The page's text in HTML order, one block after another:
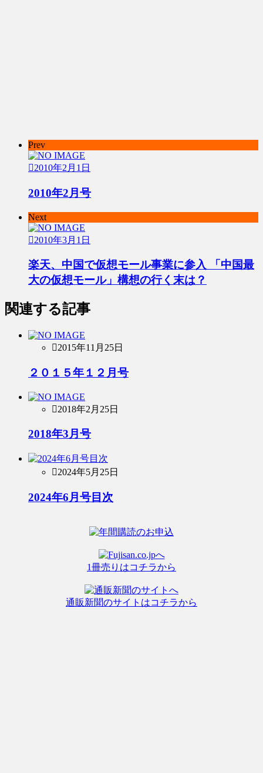
Prev
2010年2月1日
2010年2月号
Next
2010年3月1日
楽天、中国で仮想モール事業に参入 「中国最
大の仮想モール」構想の行く末は？
関連する記事
2015年11月25日
２０１５年１２月号
2018年2月25日
2018年3月号
2024年5月25日
2024年6月号目次
1冊売りはコチラから
通販新聞のサイトはコチラから